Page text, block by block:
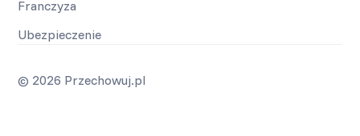
Franczyza
Ubezpieczenie
© 2026 Przechowuj.pl